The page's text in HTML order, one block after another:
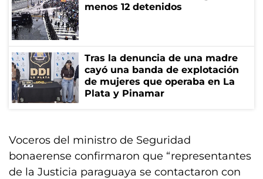
menos 12 detenidos
Tras la denuncia de una madre
cayó una banda de explotación
de mujeres que operaba en La
Plata y Pinamar
Voceros del ministro de Seguridad
bonaerense confirmaron que “representantes
de la Justicia paraguaya se contactaron con